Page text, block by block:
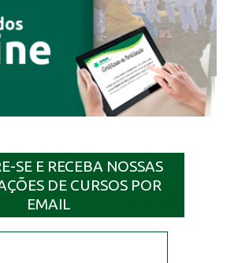
SE E RECEBA NOSSAS
DE CURSOS POR
EMAIL